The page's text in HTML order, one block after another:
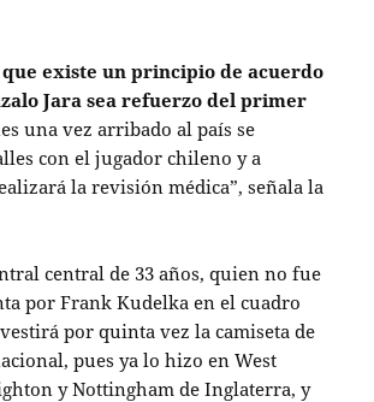
existe un principio de acuerdo
Jara sea refuerzo del primer
una vez arribado al país se
con el jugador chileno y a
la revisión médica”, señala la
central de 33 años, quien no fue
por Frank Kudelka en el cuadro
por quinta vez la camiseta de
pues ya lo hizo en West
y Nottingham de Inglaterra, y